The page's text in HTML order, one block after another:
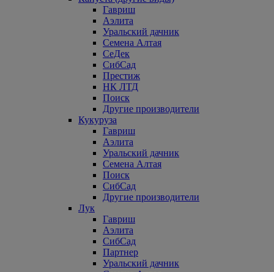
Гавриш
Аэлита
Уральский дачник
Семена Алтая
СеДек
СибСад
Престиж
НК ЛТД
Поиск
Другие производители
Кукуруза
Гавриш
Аэлита
Уральский дачник
Семена Алтая
Поиск
СибСад
Другие производители
Лук
Гавриш
Аэлита
СибСад
Партнер
Уральский дачник